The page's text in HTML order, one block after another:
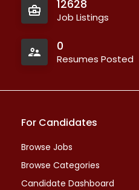
12628
Job Listings
0
Resumes Posted
For Candidates
Browse Jobs
Browse Categories
Candidate Dashboard